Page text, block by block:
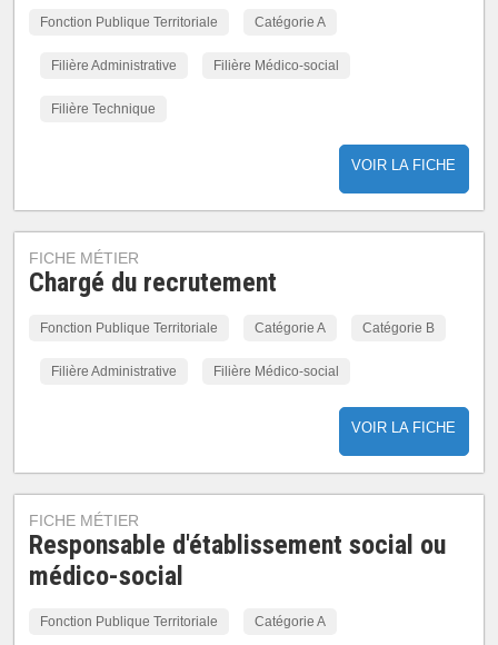
Fonction Publique Territoriale Catégorie A
Filière Administrative Filière Médico-social
Filière Technique
VOIR LA FICHE
FICHE MÉTIER
Chargé du recrutement
Fonction Publique Territoriale Catégorie A Catégorie B
Filière Administrative Filière Médico-social
VOIR LA FICHE
FICHE MÉTIER
Responsable d'établissement social ou
médico-social
Fonction Publique Territoriale Catégorie A